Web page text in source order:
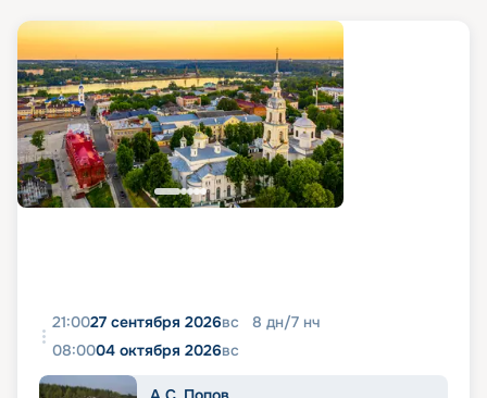
21:0027 сентября 2026вс 8 дн/7 нч
08:0004 октября 2026вс